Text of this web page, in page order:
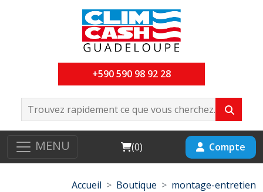
+590 590 98 92 28
MENU Cart
(0) Compte
Accueil Boutique
montage-entretien